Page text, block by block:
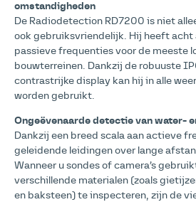
omstandigheden
De Radiodetection RD7200 is niet
ook gebruiksvriendelijk. Hij heeft acht
passieve frequenties voor de meeste
bouwterreinen. Dankzij de robuuste
contrastrijke display kan hij in alle
worden gebruikt.
Ongeëvenaarde detectie van water-
Dankzij een breed scala aan actieve
geleidende leidingen over lange
Wanneer u sondes of camera’s
verschillende materialen (zoals
en baksteen) te inspecteren, zijn de